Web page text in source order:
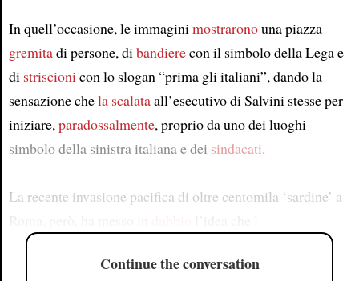
In quell’occasione, le immaginimostraronouna piazza
gremitadi persone, dibandierecon il simbolo della Lega e
di striscionicon lo slogan “prima gli italiani”, dando la
sensazione chela scalataall’esecutivo di Salvini stesse per
iniziare,paradossalmente, proprio da uno dei luoghi
simbolo della sinistra italiana e dei sindacati.
La recente invasione pacifica di oltre centomila ‘sardine’ a
Continue the conversation